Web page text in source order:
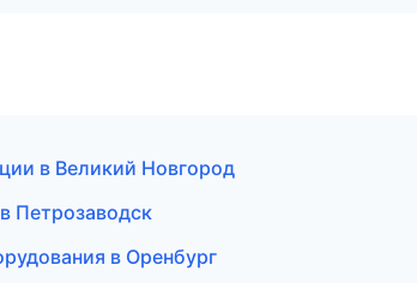
в Великий Новгород
Петрозаводск
в Оренбург